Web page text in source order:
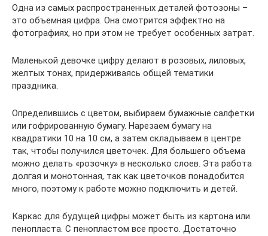
Одна из самых распространенных деталей фотозоны –
это объемная цифра. Она смотрится эффектно на
фотографиях, но при этом не требует особенных затрат.
Маленькой девочке цифру делают в розовых, лиловых,
желтых тонах, придерживаясь общей тематики
праздника.
Определившись с цветом, выбираем бумажные салфетки
или гофрированную бумагу. Нарезаем бумагу на
квадратики 10 на 10 см, а затем складываем в центре
так, чтобы получился цветочек. Для большего объема
можно делать «розочку» в несколько слоев. Эта работа
долгая и монотонная, так как цветочков понадобится
много, поэтому к работе можно подключить и детей.
Каркас для будущей цифры может быть из картона или
пенопласта. С пенопластом все просто. Достаточно